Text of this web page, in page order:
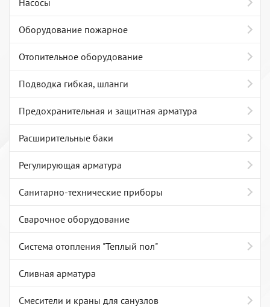
Насосы
Оборудование пожарное
Отопительное оборудование
Подводка гибкая, шланги
Предохранительная и защитная арматура
Расширительные баки
Регулирующая арматура
Санитарно-технические приборы
Сварочное оборудование
Система отопления "Теплый пол"
Сливная арматура
Смесители и краны для санузлов